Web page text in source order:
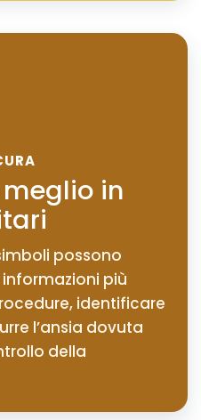
in
possono
più
identificare
l’ansia dovuta
della